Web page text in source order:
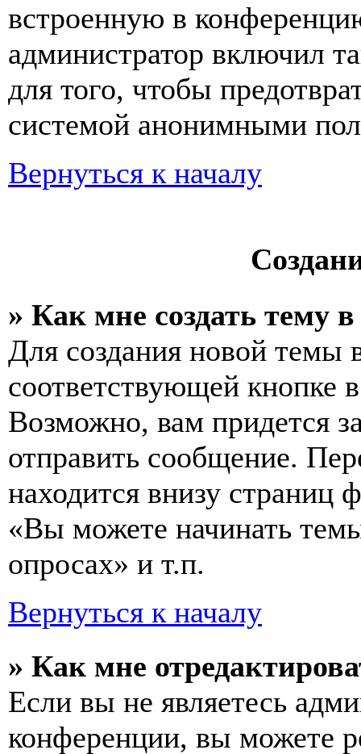
встроенную в
администратор включил
для того, чтобы
системой анонимными
Вернуться к началу
» Как мне создать тему
Для создания новой темы
соответствующей кнопке
Возможно, вам придется
отправить сообщение.
находится внизу
«Вы можете начинать
опросах» и т.п.
Вернуться к началу
» Как мне
Если вы не являетесь
конференции, вы можете